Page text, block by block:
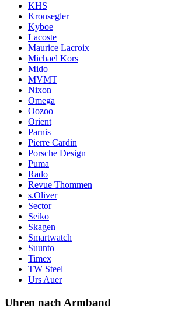
KHS
Kronsegler
Kyboe
Lacoste
Maurice Lacroix
Michael Kors
Mido
MVMT
Nixon
Omega
Oozoo
Orient
Parnis
Pierre Cardin
Porsche Design
Puma
Rado
Revue Thommen
s.Oliver
Sector
Seiko
Skagen
Smartwatch
Suunto
Timex
TW Steel
Urs Auer
Uhren nach Armband